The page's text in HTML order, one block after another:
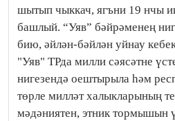
шытып чыккач, ягъни 19 нчы
башлый. “Уяв” бәйрәменең
бию, әйлән-бәйлән уйнау
"Уяв" ТРда милли сәясәтне
нигезендә оештырыла һәм
төрле милләт халыкларының
мәдәниятен, этник тормышын